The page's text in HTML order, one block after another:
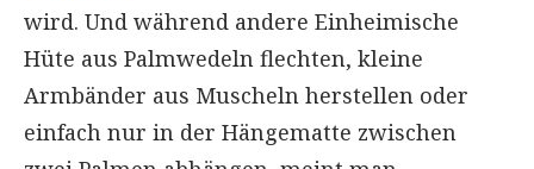
wird. Und während andere Einheimische
Hüte aus Palmwedeln flechten, kleine
Armbänder aus Muscheln herstellen oder
einfach nur in der Hängematte zwischen